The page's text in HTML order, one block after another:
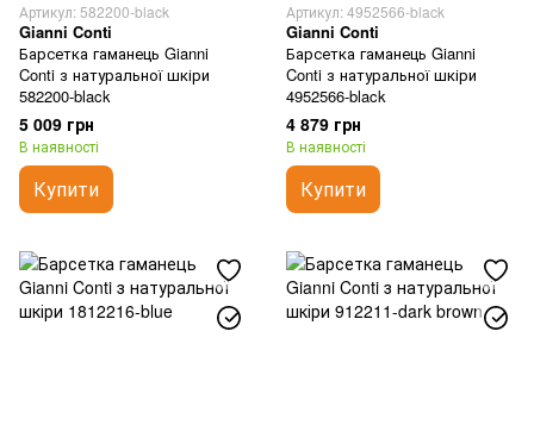
Артикул: 582200-black
Gianni Conti
Барсетка гаманець Gianni
Conti з натуральної шкіри
582200-black
5 009 грн
В наявності
Купити
Артикул: 4952566-black
Gianni Conti
Барсетка гаманець Gianni
Conti з натуральної шкіри
4952566-black
4 879 грн
В наявності
Купити